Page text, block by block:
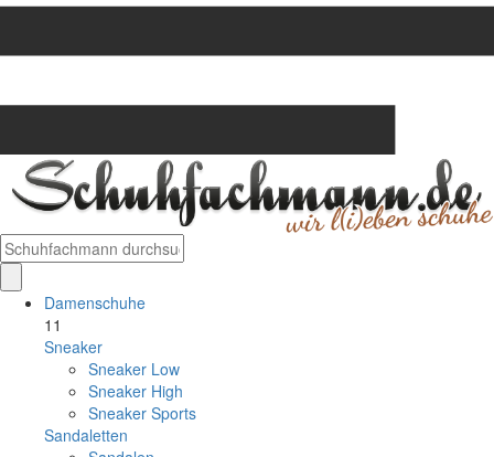
Damenschuhe
11
Sneaker
Sneaker Low
Sneaker High
Sneaker Sports
Sandaletten